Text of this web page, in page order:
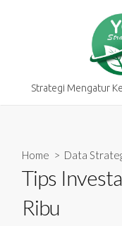
Strategi Mengatur
Home > Data
Tips
Ribu